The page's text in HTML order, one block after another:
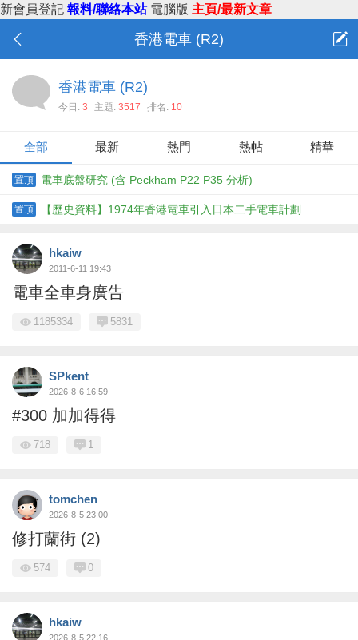
新會員登記 報料/聯絡本站 電腦版 主頁/最新文章
香港電車 (R2)
香港電車 (R2)
今日: 3 主題: 3517 排名: 10
全部 最新 熱門 熱帖 精華
置頂 電車底盤研究 (含 Peckham P22 P35 分析)
置頂 【歷史資料】1974年香港電車引入日本二手電車計劃
hkaiw
2011-6-11 19:43
電車全車身廣告
1185334 5831
SPkent
2026-8-6 16:59
#300 加加得得
718 1
tomchen
2026-8-5 23:00
修打蘭街 (2)
574 0
hkaiw
2026-8-5 22:16